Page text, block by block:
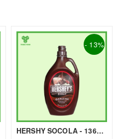
- 13%
HERSHY SOCOLA - 1360g - HERSHEY | Nguyên liệu pha chế - TOBEE FOOD